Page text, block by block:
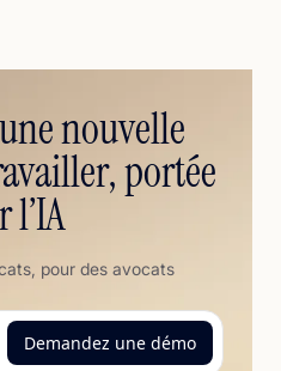
nouvelle
portée
l’IA
pour des avocats